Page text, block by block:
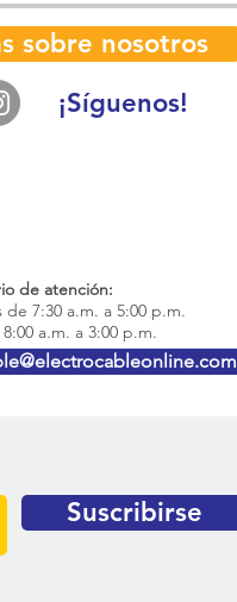
sobre nosotros
¡Síguenos!
de atención:
de 7:30 a.m. a 5:00 p.m.
a.m. a 3:00 p.m.
Suscribirse